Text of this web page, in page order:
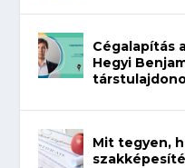
Cégalapítás
Hegyi
Mit tegyen,